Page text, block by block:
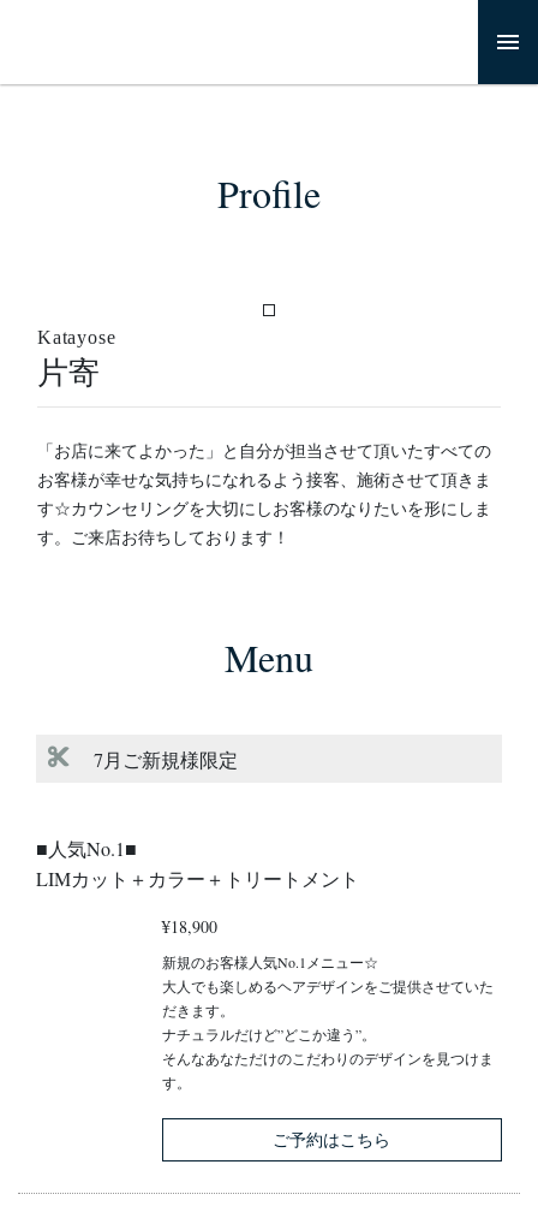
Profile
Katayose
片寄
「お店に来てよかった」と自分が担当させて頂いたすべての
お客様が幸せな気持ちになれるよう接客、施術させて頂きま
す☆カウンセリングを大切にしお客様のなりたいを形にしま
す。ご来店お待ちしております！
Menu
7月ご新規様限定
■人気No.1■
LIMカット＋カラー＋トリートメント
¥18,900
新規のお客様人気No.1メニュー☆
大人でも楽しめるヘアデザインをご提供させていた
だきます。
ナチュラルだけど”どこか違う”。
そんなあなただけのこだわりのデザインを見つけま
す。
ご予約はこちら